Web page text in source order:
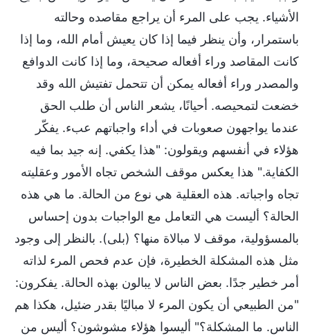
الأشياء. يجب على المرء أن يراجع مقاصده وحالته
باستمرار، وأن ينظر فيما إذا كان يعيش أمام الله، وما إذا
كانت المقاصد وراء أفعاله صحيحة، وما إذا كانت الدوافع
والمصدر وراء أفعاله يمكن أن تتحمل تفتيش الله وقد
خضعت لتمحيصه. أحيانًا، يشعر الناس أن طلب الحق
عندما يواجهون صعوبات في أداء واجباتهم عبء. يفكّر
هؤلاء في أنفسهم ويقولون: "هذا يكفي. إنه جيد بما فيه
الكفاية." هذا يعكس موقف الشخص تجاه الأمور وعقليته
تجاه واجباته. هذه العقلية هي نوع من الحالة. ما هي هذه
الحالة؟ أليست هي التعامل مع الواجبات بدون إحساس
بالمسؤولية، موقف لا مبالاة منها؟ (بلى). بالنظر إلى وجود
مثل هذه المشكلة الخطيرة، فإن عدم فحص المرء لذاته
أمر خطير جدًا. بعض الناس لا يبالون بهذه الحالة. يفكرون:
"من الطبيعي أن يكون المرء لا مباليًا بقدر ضئيل، هكذا هم
الناس. ما المشكلة؟" أليسوا هؤلاء مشوشون؟ أليس من